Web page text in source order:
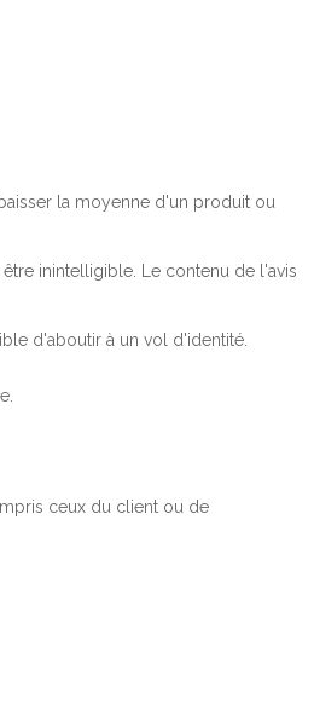
la moyenne d'un produit ou
inintelligible. Le contenu de l'avis
d'aboutir à un vol d'identité.
ceux du client ou de